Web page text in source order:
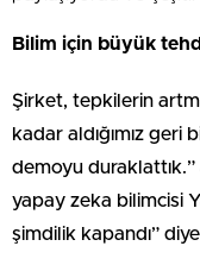
Bilim için büyük
Şirket, tepkilerin
kadar aldığımız
demoyu duraklattık.”
yapay zeka bilimcisi
şimdilik kapandı”